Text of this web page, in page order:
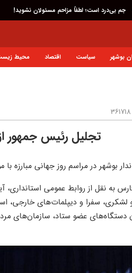
جم بی‌درد است؛ لطفاً مزاحم مسئولان نشوید!
بوشهر سیاست اقتصاد محیط
361718
تجلیل رئیس جمهور
بوشهر در مراسم روز جهانی مبارزه
به نقل از روابط عمومی استانداری،
سفرا و دیپلمات‌های خارجی،
دستگاه‌های عضو ستاد، سازمان‌های